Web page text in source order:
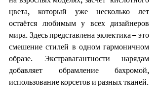
цвета, который уже несколько лет
остаётся любимым у всех дизайнеров
мира. Здесь представлена эклектика – это
смешение стилей в одном гармоничном
образе. Экстравагантности нарядам
добавляет обрамление бахромой,